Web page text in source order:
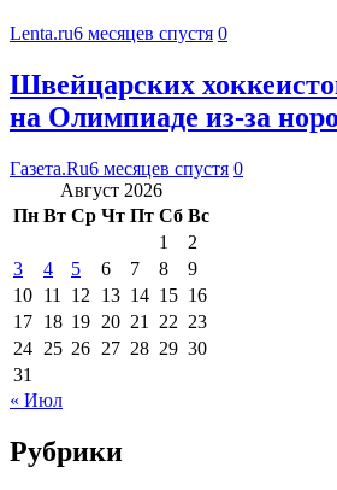
Lenta.ru6 месяцев спустя 0
Швейцарских
на Олимпиаде из-за
Газета.Ru6 месяцев спустя 0
Август 2026
Пн Вт Ср Чт Пт Сб Вс
1
2
3
4 5 6 7 8
9
10 11 12 13 14 15 16
17 18 19 20 21 22 23
24 25 26 27 28 29 30
31
« Июл
Рубрики